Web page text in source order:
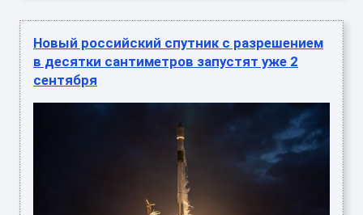
Новый российский спутник с разрешением
в десятки сантиметров запустят уже 2
сентября